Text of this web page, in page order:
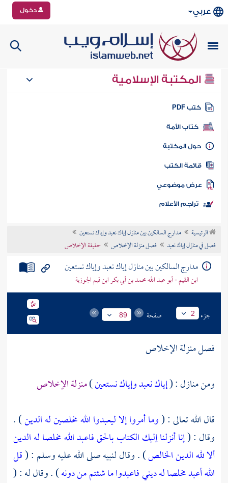
عربي دخول
المكتبة الإسلامية
كتب PDF
كتاب الأمة
المكتبة
الكتب
موضوعي
تراجم الأعلام
الرئيسية
مدارج السالكين بين منازل إياك نعبد وإياك نستعين
فصل في منازل إياك نعبد
فصل منزلة الإخلاص حقيقة الإخلاص
مدارج السالكين بين منازل إياك نعبد وإياك نستعين
ابن القيم - أبو عبد الله محمد بن أبي بكر ابن قيم الجوزية
جزء 2 صفحة 89
فصل منزلة الإخلاص
ومن منازل : (إياك نعبد وإياك نستعين)منزلة الإخلاص
قال الله تعالى : (وما أمروا إلا ليعبدوا الله مخلصين له الدين) .
وقال : (إنا أنزلنا إليك الكتاب بالحق فاعبد الله مخلصا له الدين
ألا لله الدين الخالص) . وقال لنبيه صلى الله عليه وسلم : (قل
الله أعبد مخلصا له دينيفاعبدوا ما شئتم من دونه) . وقال له : (